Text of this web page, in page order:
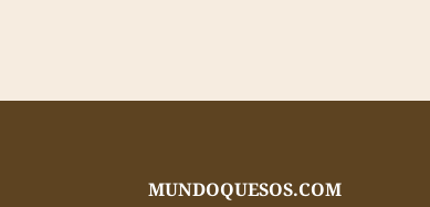
MUNDOQUESOS.COM